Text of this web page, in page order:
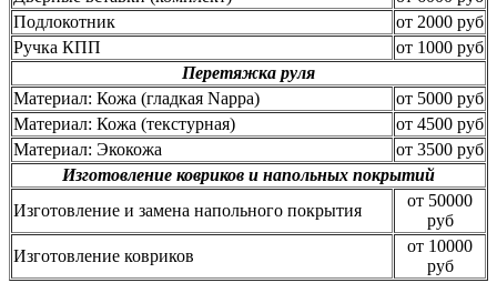
Подлокотник
от 2000 руб
Ручка КПП
от 1000 руб
Перетяжка руля
Материал: Кожа (гладкая Nappa)
от 5000 руб
Материал: Кожа (текстурная)
от 4500 руб
Материал: Экокожа
от 3500 руб
Изготовление ковриков и напольных покрытий
Изготовление и замена напольного покрытия
от 50000
руб
Изготовление ковриков
от 10000
руб